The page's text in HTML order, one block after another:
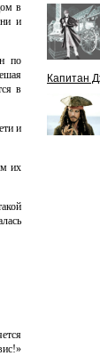
в
и
по
в
и
их
Капитан